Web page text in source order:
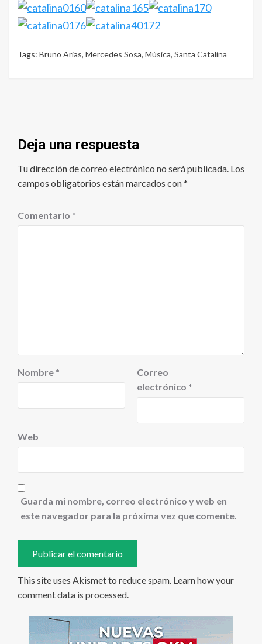
Tags: Bruno Arias, Mercedes Sosa, Música, Santa Catalina
Deja una respuesta
Tu dirección de correo electrónico no será publicada. Los
campos obligatorios están marcados con*
Comentario *
Nombre *
Correo
electrónico *
Web
Guarda mi nombre, correo electrónico y web en
este navegador para la próxima vez que comente.
This site uses Akismet to reduce spam. Learn how your
comment data is processed.